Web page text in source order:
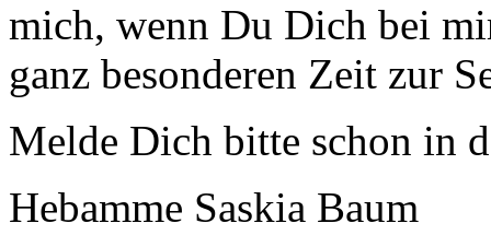
mich, wenn Du Dich bei
ganz besonderen Zeit zur
Melde Dich bitte schon in
Hebamme Saskia Baum